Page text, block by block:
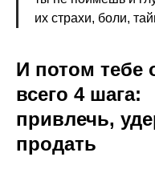
их страхи, боли,
И потом тебе
всего 4 шага:
привлечь,
продать